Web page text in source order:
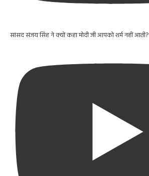
सांसद संजय सिंह ने क्यों कहा मोदी जी आपको शर्म नहीं आती?